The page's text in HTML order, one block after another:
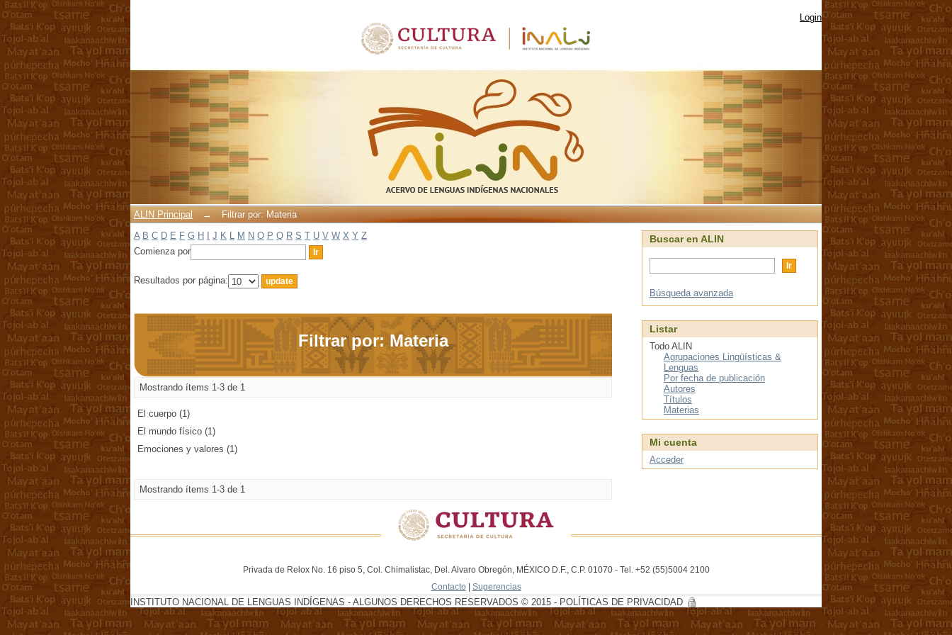
Login
ALIN Principal →
Filtrar por: Materia
A B C D E F G H J K L M N O P Q R S T U V W X Y Z
Comienza por
Resultados por página:
Filtrar por: Materia
Mostrando ítems 1-3 de 1
El cuerpo (1)
El mundo físico (1)
Emociones y valores (1)
Mostrando ítems 1-3 de 1
Buscar en ALIN
Búsqueda avanzada
Listar
Todo ALIN
Agrupaciones Lingüísticas &
Lenguas
Por fecha de publicación
Autores
Títulos
Materias
Mi cuenta
Acceder
Privada de Relox No. 16 piso 5, Col. Chimalistac, Del. Alvaro Obregón, MÉXICO D.F., C.P. 01070 - Tel. +52 (55)5004 2100
Contacto | Sugerencias
INSTITUTO NACIONAL DE LENGUAS INDÍGENAS - ALGUNOS DERECHOS RESERVADOS © 2015 - POLÍTICAS DE PRIVACIDAD